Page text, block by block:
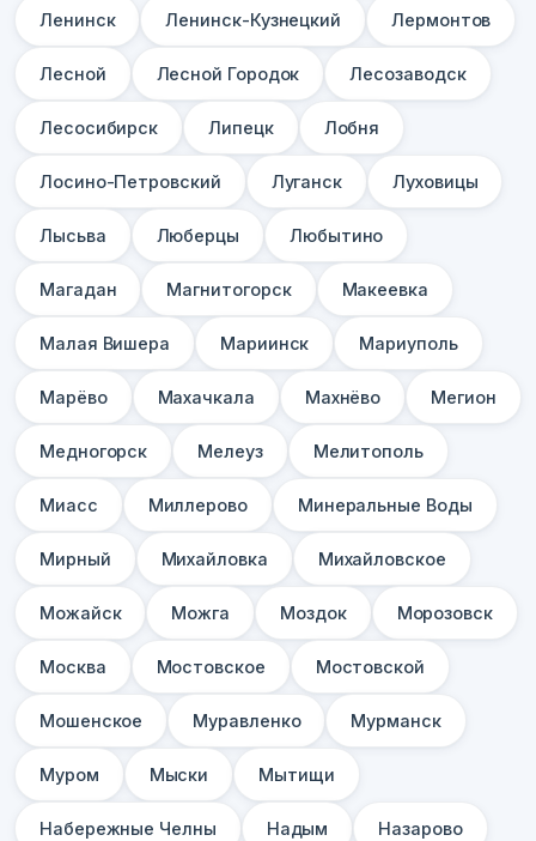
Ленинск Ленинск-Кузнецкий Лермонтов
Лесной Лесной Городок Лесозаводск
Лесосибирск Липецк Лобня
Лосино-Петровский Луганск Луховицы
Лысьва Люберцы Любытино
Магадан Магнитогорск Макеевка
Малая Вишера Мариинск Мариуполь
Марёво Махачкала Махнёво Мегион
Медногорск Мелеуз Мелитополь
Миасс Миллерово Минеральные Воды
Мирный Михайловка Михайловское
Можайск Можга Моздок Морозовск
Москва Мостовское Мостовской
Мошенское Муравленко Мурманск
Муром Мыски Мытищи
Набережные Челны Надым Назарово